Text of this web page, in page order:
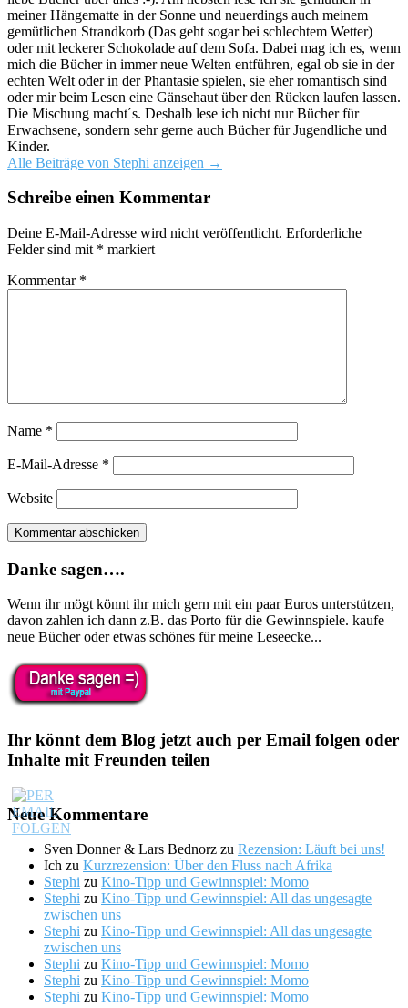
meiner Hängematte in der Sonne und neuerdings auch meinem
gemütlichen Strandkorb (Das geht sogar bei schlechtem Wetter)
oder mit leckerer Schokolade auf dem Sofa. Dabei mag ich es, wenn
mich die Bücher in immer neue Welten entführen, egal ob sie in der
echten Welt oder in der Phantasie spielen, sie eher romantisch sind
oder mir beim Lesen eine Gänsehaut über den Rücken laufen lassen.
Die Mischung macht´s. Deshalb lese ich nicht nur Bücher für
Erwachsene, sondern sehr gerne auch Bücher für Jugendliche und
Kinder.
Alle Beiträge von Stephi anzeigen →
Schreibe einen Kommentar
Deine E-Mail-Adresse wird nicht veröffentlicht. Erforderliche
Felder sind mit * markiert
Kommentar *
Name *
E-Mail-Adresse *
Website
Danke sagen….
Wenn ihr mögt könnt ihr mich gern mit ein paar Euros unterstützen,
davon zahlen ich dann z.B. das Porto für die Gewinnspiele. kaufe
neue Bücher oder etwas schönes für meine Leseecke...
Ihr könnt dem Blog jetzt auch per Email folgen oder
Inhalte mit Freunden teilen
Neue Kommentare
Sven Donner & Lars Bednorz zu Rezension: Läuft bei uns!
Ich zu Kurzrezension: Über den Fluss nach Afrika
Stephi zu Kino-Tipp und Gewinnspiel: Momo
Stephi zu Kino-Tipp und Gewinnspiel: All das ungesagte
zwischen uns
Stephi zu Kino-Tipp und Gewinnspiel: All das ungesagte
zwischen uns
Stephi zu Kino-Tipp und Gewinnspiel: Momo
Stephi zu Kino-Tipp und Gewinnspiel: Momo
Stephi zu Kino-Tipp und Gewinnspiel: Momo